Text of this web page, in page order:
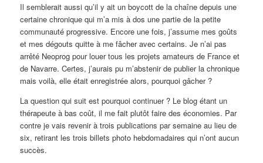
Il semblerait aussi qu’il y ait un boycott de la chaîne depuis une
certaine chronique qui m’a mis à dos une partie de la petite
communauté progressive. Encore une fois, j’assume mes goûts
et mes dégouts quitte à me fâcher avec certains. Je n’ai pas
arrêté Neoprog pour louer tous les projets amateurs de France et
de Navarre. Certes, j’aurais pu m’abstenir de publier la chronique
mais voilà, elle était enregistrée alors, pourquoi gâcher ?
La question qui suit est pourquoi continuer ? Le blog étant un
thérapeute à bas coût, il me fait plutôt faire des économies. Par
contre je vais revenir à trois publications par semaine au lieu de
six, retirant les trois billets photo hebdomadaires qui n’ont aucun
succès.